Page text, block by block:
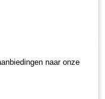
op het gebied van
de Japanse
naar onze